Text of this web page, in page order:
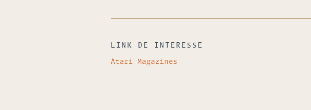
LINK DE INTERESSE
Atari Magazines